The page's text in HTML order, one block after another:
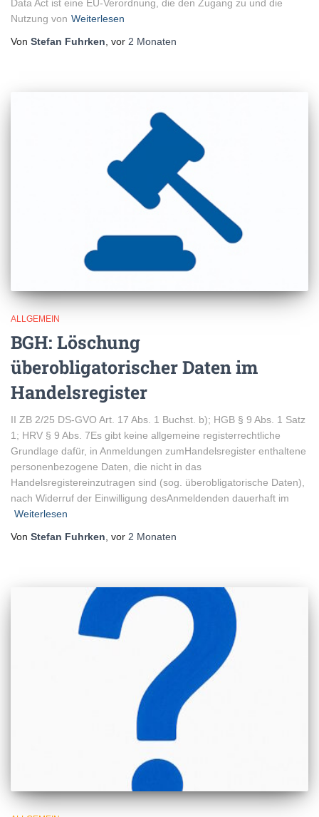
Data Act ist eine EU-Verordnung, die den Zugang zu und die
Nutzung von Weiterlesen
Von Stefan Fuhrken , vor 2 Monaten
ALLGEMEIN
BGH: Löschung
überobligatorischer Daten im
Handelsregister
II ZB 2/25 DS-GVO Art. 17 Abs. 1 Buchst. b); HGB § 9 Abs. 1 Satz
1; HRV § 9 Abs. 7Es gibt keine allgemeine registerrechtliche
Grundlage dafür, in Anmeldungen zumHandelsregister enthaltene
personenbezogene Daten, die nicht in das
Handelsregistereinzutragen sind (sog. überobligatorische Daten),
nach Widerruf der Einwilligung desAnmeldenden dauerhaft im
Weiterlesen
Von Stefan Fuhrken , vor 2 Monaten